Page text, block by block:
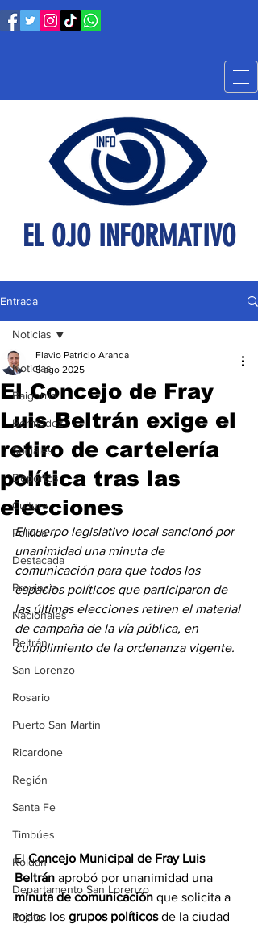
EL OJO INFORMATIVO
Entrada
Noticias
Baigorria
Bermúdez
Sociales
Deportes
Cultura
Política
Destacada
Provincia
Nacionales
Beltrán
San Lorenzo
Rosario
Puerto San Martín
Ricardone
Región
Santa Fe
Timbúes
Roldán
Departamento San Lorenzo
Pujato
Noticias
El Concejo de Fray
Luis Beltrán exige el
retiro de cartelería
política tras las
elecciones
Flavio Patricio Aranda
5 ago 2025
El cuerpo legislativo local sancionó por
unanimidad una minuta de
comunicación para que todos los
espacios políticos que participaron de
las últimas elecciones retiren el material
de campaña de la vía pública, en
cumplimiento de la ordenanza vigente.
El Concejo Municipal de Fray Luis
Beltrán aprobó por unanimidad una
minuta de comunicación que solicita a
todos los grupos políticos de la ciudad